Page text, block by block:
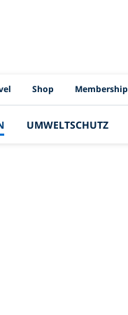
Shop Membership
UMWELTSCHUTZ